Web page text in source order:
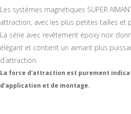
Les systèmes magnétiques SUPER
attraction, avec les plus petites tailles et
La série avec revêtement époxy noir
élégant et contient un aimant plus
d’attraction.
La force d'attraction est purement
d'application et de montage.